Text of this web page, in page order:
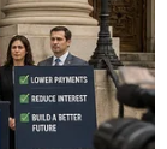
#Làn sóng
#Vắcxin